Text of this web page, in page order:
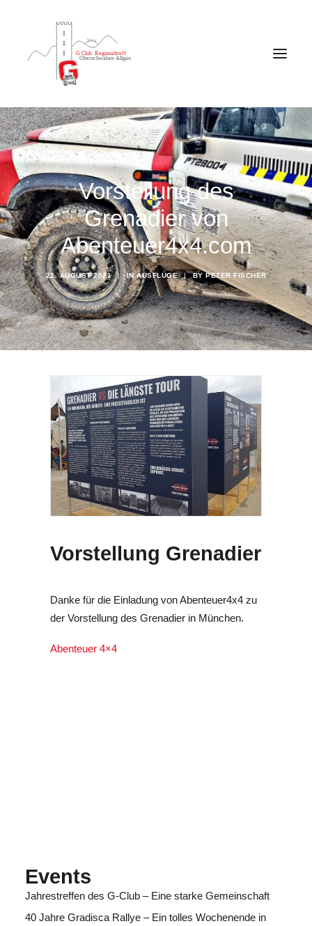
SEARCH
Vorstellung des
Grenadier von
Abenteuer4x4.com
22. AUGUST 2021 | INAUSFLÜGE | BY PETER FISCHER
Vorstellung Grenadier
Danke für die Einladung von Abenteuer4x4 zu
der Vorstellung des Grenadier in München.
Abenteuer 4×4
Events
Jahrestreffen des G-Club – Eine starke Gemeinschaft
40 Jahre Gradisca Rallye – Ein tolles Wochenende in